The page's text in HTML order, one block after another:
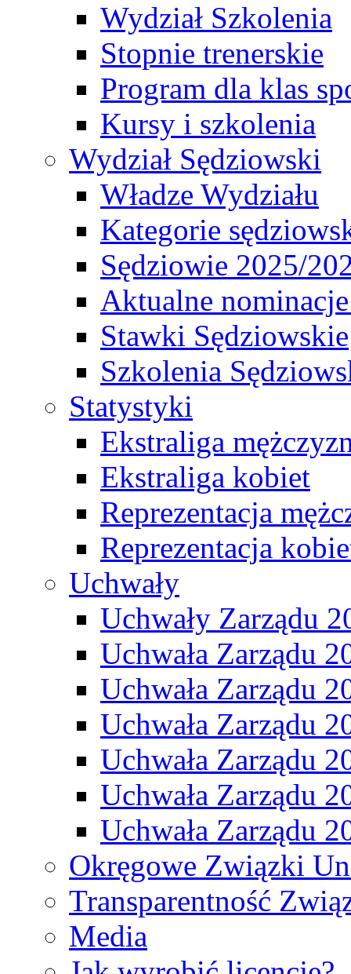
Wydział Szkolenia
Stopnie trenerskie
Program dla klas
Kursy i szkolenia
Wydział Sędziowski
Władze Wydziału
Kategorie
Sędziowie 2025/
Aktualne
Stawki Sędziowskie
Szkolenia
Statystyki
Ekstraliga
Ekstraliga kobiet
Reprezentacja
Reprezentacja
Uchwały
Uchwały Zarządu
Uchwała Zarządu
Uchwała Zarządu
Uchwała Zarządu
Uchwała Zarządu
Uchwała Zarządu
Uchwała Zarządu
Okręgowe Związki
Transparentność
Media